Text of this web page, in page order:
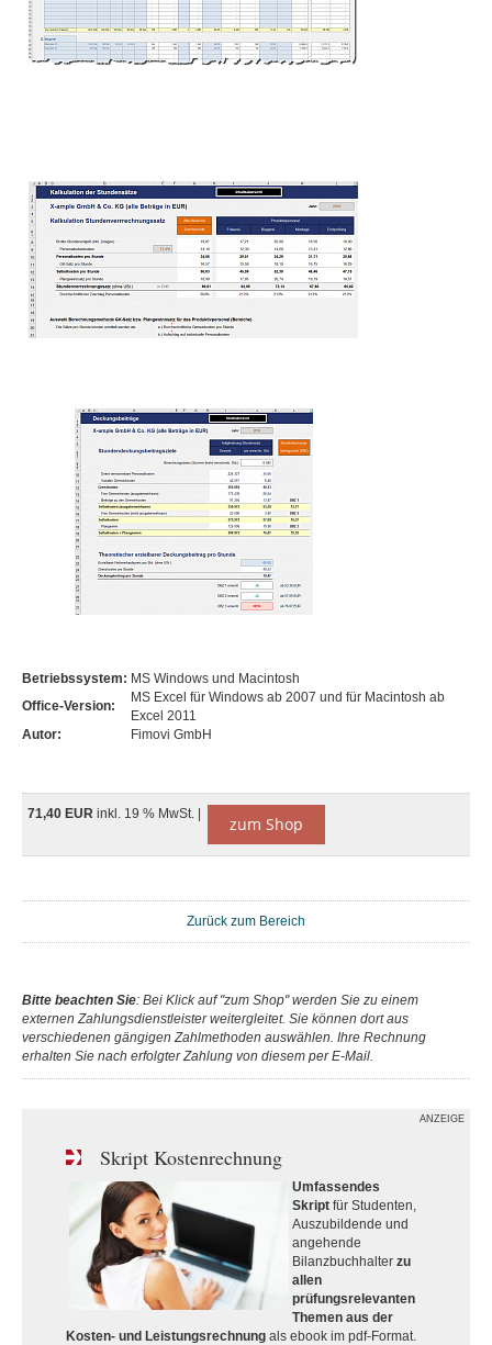
Betriebssystem: MS Windows und Macintosh
Office-Version:
MS Excel für Windows ab 2007 und für Macintosh ab
Excel 2011
Autor:
Fimovi GmbH
71,40 EUR inkl. 19 % MwSt. | zum Shop
Zurück zum Bereich
Bitte beachten Sie: Bei Klick auf "zum Shop" werden Sie zu einem
externen Zahlungsdienstleister weitergleitet. Sie können dort aus
verschiedenen gängigen Zahlmethoden auswählen. Ihre Rechnung
erhalten Sie nach erfolgter Zahlung von diesem per E-Mail.
ANZEIGE
Skript Kostenrechnung
Umfassendes
Skript für Studenten,
Auszubildende und
angehende
Bilanzbuchhalter zu
allen
prüfungsrelevanten
Themen aus der
Kosten- und Leistungsrechnung als ebook im pdf-Format.